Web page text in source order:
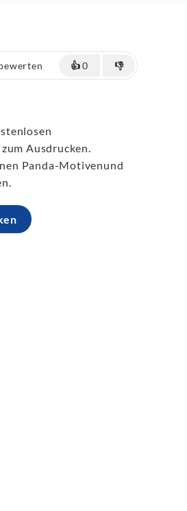
👍0 👎
Ausdrucken.
Panda-Motivenund